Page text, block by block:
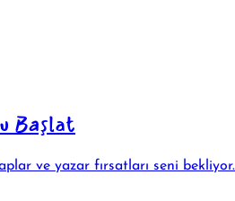
Başlat
ve yazar fırsatları seni bekliyor.